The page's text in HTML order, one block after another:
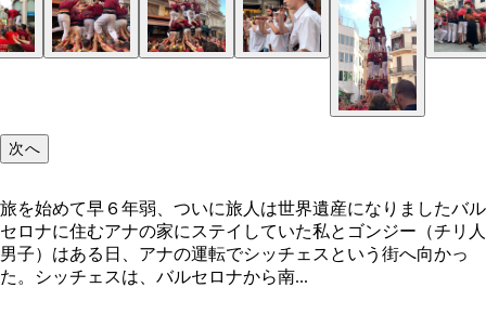
バンド。無心でドラムを叩く手前の男の子がイケ
お尻に手を伸ばす瞬間。現行犯です
触られたおじさんびっくりしてる？ ロ、ロシエ
首折れないように顔埋めて！ 「私、世界遺産に
みんなワーキャーと逃げ回るなか、悪魔に突っ込
次へ
旅を始めて早６年弱、ついに旅人は世界遺産になりましたバル
セロナに住むアナの家にステイしていた私とゴンジー（チリ人
男子）はある日、アナの運転でシッチェスという街へ向かっ
た。シッチェスは、バルセロナから南...